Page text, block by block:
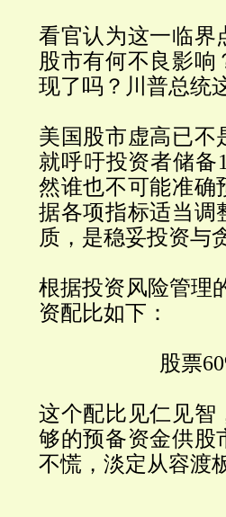
看官认为这一临界
股市有何不良影响
现了吗？川普总统
美国股市虚高已不
就呼吁投资者储备
然谁也不可能准确
据各项指标适当调
质，是稳妥投资与
根据投资风险管理
资配比如下：
股票
这个配比见仁见智
够的预备资金供股
不慌，淡定从容渡